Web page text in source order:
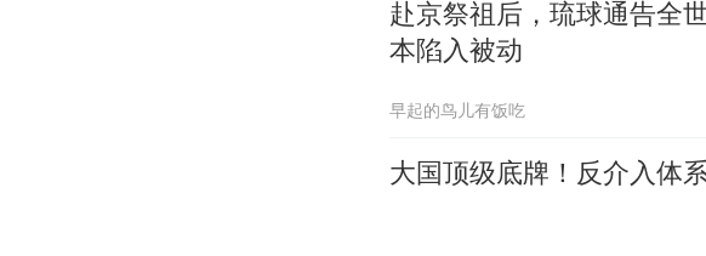
赴京祭祖后，琉球通告全
本陷入被动
早起的鸟儿有饭吃
大国顶级底牌！反介入体